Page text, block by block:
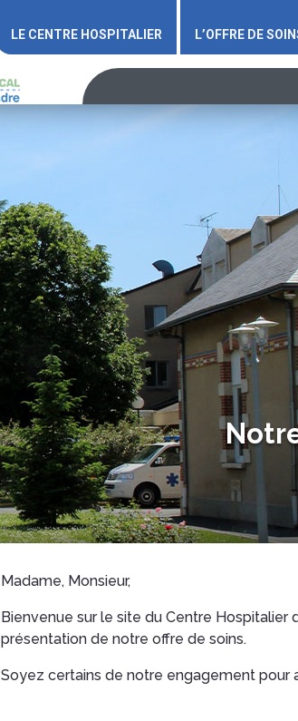
LE CENTRE HOSPITALIER L’OFFRE DE
Madame, Monsieur,
Bienvenue sur le site du Centre Hospitalier
présentation de notre offre de soins.
Soyez certains de notre engagement pour